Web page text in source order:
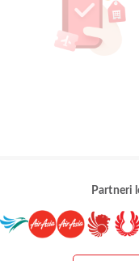
Partneri